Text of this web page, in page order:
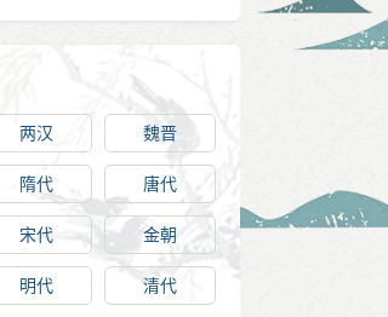
两汉 魏晋
隋代 唐代
宋代 金朝
明代 清代